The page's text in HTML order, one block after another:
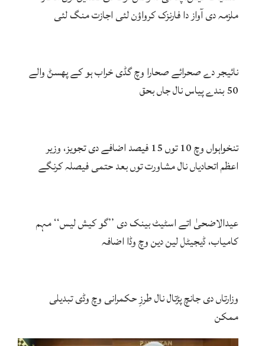
ملزمہ دی آواز دا فارنزک کرواؤن لئی اجازت منگ لئی
نائیجر دے صحرائے صحارا وچ گڈی خراب ہو کے پھسݨ والے
50 بندے پیاس نال جاں بحق
تنخواہواں وچ 10 توں 15 فیصد اضافے دی تجویز، وزیر
اعظم اتحادیاں نال مشاورت توں بعد حتمی فیصلہ کرنگے
عیدالاضحیٰ اتے اسٹیٹ بینک دی ’’گو کیش لیس‘‘ مہم
کامیاب، ڈیجیٹل لین دین وچ وڈا اضافہ
وزارتاں دی جانچ پڑتال نال طرزِ حکمرانی وچ وڈی تبدیلی
ممکن